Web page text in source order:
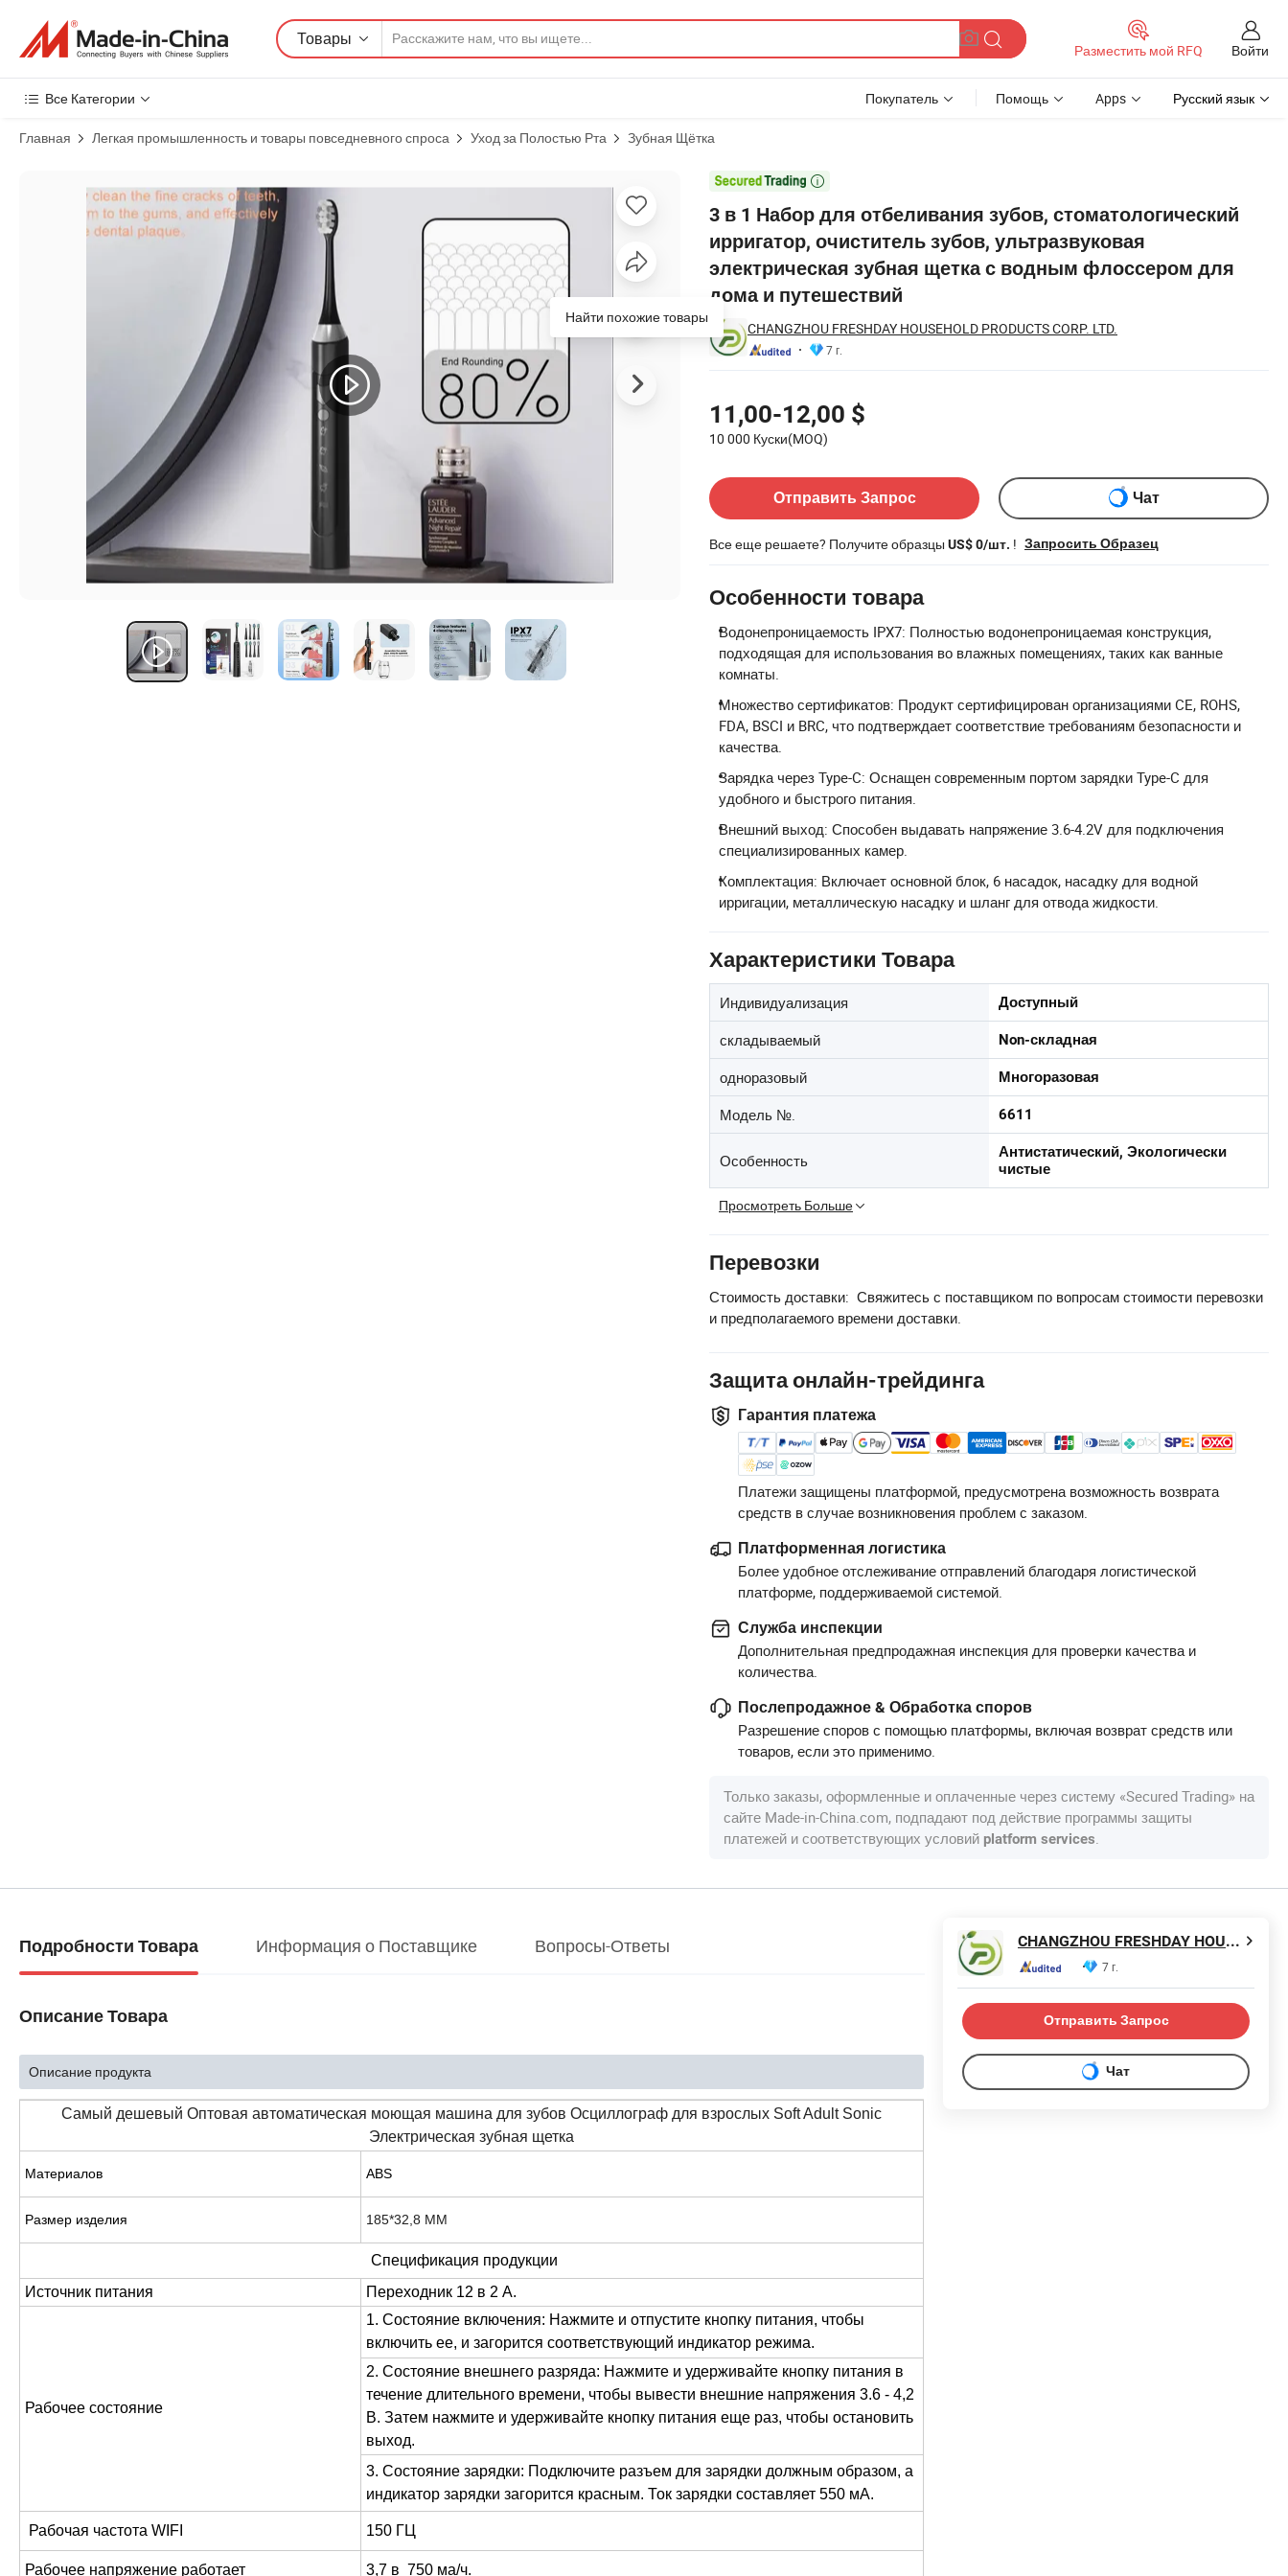
Товары
Разместить мой RFQ Войти
Все Категории Покупатель Помощь Apps Русский язык
Главная Легкая промышленность и товары повседневного спроса Уход за Полостью Рта Зубная Щётка

3 в 1 Набор для отбеливания зубов, стоматологический
ирригатор, очиститель зубов, ультразвуковая
электрическая зубная щетка с водным флоссером для
дома и путешествий
CHANGZHOU FRESHDAY HOUSEHOLD PRODUCTS CORP. LTD.
7 г.
11,00-12,00 $
10 000 Куски(MOQ)
Отправить Запрос
Чат
Все еще решаете? Получите образцы US$ 0/шт. ! Запросить Образец
Особенности товара
Водонепроницаемость IPX7: Полностью водонепроницаемая конструкция,
подходящая для использования во влажных помещениях, таких как ванные
комнаты.
Множество сертификатов: Продукт сертифицирован организациями CE, ROHS,
FDA, BSCI и BRC, что подтверждает соответствие требованиям безопасности и
качества.
Зарядка через Type-C: Оснащен современным портом зарядки Type-C для
удобного и быстрого питания.
Внешний выход: Способен выдавать напряжение 3.6-4.2V для подключения
специализированных камер.
Комплектация: Включает основной блок, 6 насадок, насадку для водной
ирригации, металлическую насадку и шланг для отвода жидкости.
Характеристики Товара
Индивидуализация Доступный
складываемый Non-складная
одноразовый Многоразовая
Модель №. 6611
Особенность
Антистатический, Экологически
чистые
Просмотреть Больше
Перевозки
Стоимость доставки: Свяжитесь с поставщиком по вопросам стоимости перевозки
и предполагаемого времени доставки.
Защита онлайн-трейдинга
Гарантия платежа
Платежи защищены платформой, предусмотрена возможность возврата
средств в случае возникновения проблем с заказом.
Платформенная логистика
Более удобное отслеживание отправлений благодаря логистической
платформе, поддерживаемой системой.
Служба инспекции
Дополнительная предпродажная инспекция для проверки качества и
количества.
Послепродажное & Обработка споров
Разрешение споров с помощью платформы, включая возврат средств или
товаров, если это применимо.
Только заказы, оформленные и оплаченные через систему «Secured Trading» на
сайте Made-in-China.com, подпадают под действие программы защиты
платежей и соответствующих условий platform services
Изображения товара: 3 в 1 Набор для отбеливания зубов, стоматологический ирригатор, очиститель зубов, ультразвуковая электрическая зубная щетка с водным флоссером для дома и путешествий
Подробности Товара Информация о Поставщике Вопросы-Ответы
Описание Товара
Описание продукта
Самый дешевый Оптовая автоматическая моющая машина для зубов Осциллограф для взрослых Soft Adult Sonic
Электрическая зубная щетка
Материалов ABS
Размер изделия 185*32,8 ММ
Спецификация продукции
Источник питания
Переходник 12 в 2 А.
Рабочее состояние
1. Состояние включения: Нажмите и отпустите кнопку питания, чтобы
включить ее, и загорится соответствующий индикатор режима.
2. Состояние внешнего разряда: Нажмите и удерживайте кнопку питания в
течение длительного времени, чтобы вывести внешние напряжения 3.6 - 4,2
В. Затем нажмите и удерживайте кнопку питания еще раз, чтобы остановить
выход.
3. Состояние зарядки: Подключите разъем для зарядки должным образом, а
индикатор зарядки загорится красным. Ток зарядки составляет 550 мА.
Рабочая частота WIFI 150 ГЦ
Рабочее напряжение работает 3,7 в 750 ма/ч.
CHANGZHOU FRESHDAY HOUSEHOLD PRODUCTS CORP. LTD.
7 г.
Отправить Запрос
Чат